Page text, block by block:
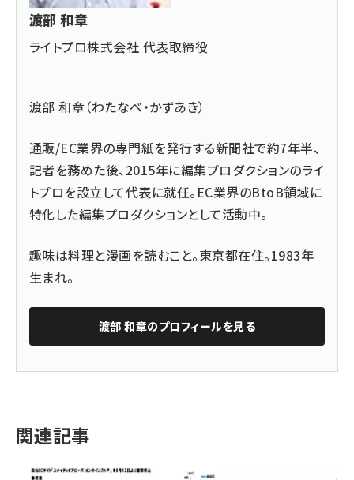
渡部 和章
ライトプロ株式会社 代表取締役
渡部 和章（わたなべ・かずあき）
通販/EC業界の専門紙を発行する新聞社で約7年半、
記者を務めた後、2015年に編集プロダクションのライ
トプロを設立して代表に就任。EC業界のBtoB領域に
特化した編集プロダクションとして活動中。
趣味は料理と漫画を読むこと。東京都在住。1983年
生まれ。
渡部 和章のプロフィールを見る
関連記事